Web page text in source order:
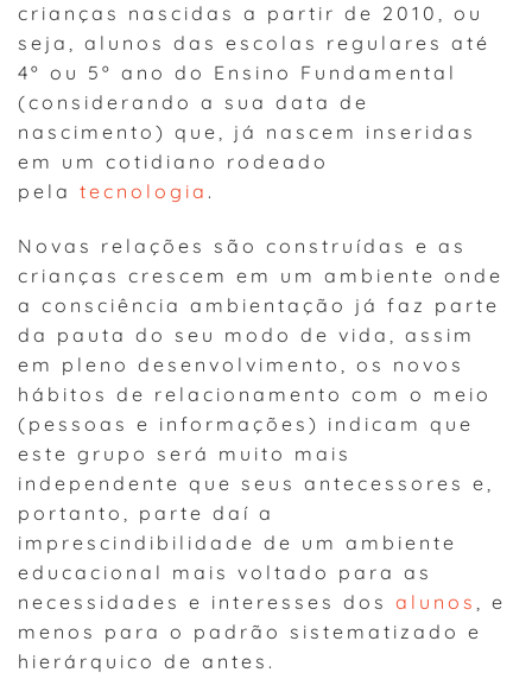
crianças nascidas a partir de 2010, ou
seja, alunos das escolas regulares até
4º ou 5º ano do Ensino Fundamental
(considerando a sua data de
nascimento) que, já nascem inseridas
em um cotidiano rodeado
pela tecnologia .
Novas relações são construídas e as
crianças crescem em um ambiente onde
a consciência ambientação já faz parte
da pauta do seu modo de vida, assim
em pleno desenvolvimento, os novos
hábitos de relacionamento com o meio
(pessoas e informações) indicam que
este grupo será muito mais
independente que seus antecessores e,
portanto, parte daí a
imprescindibilidade de um ambiente
educacional mais voltado para as
necessidades e interesses dos alunos , e
menos para o padrão sistematizado e
hierárquico de antes.